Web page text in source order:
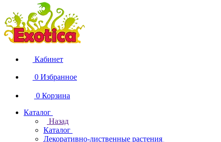
Кабинет
0 Избранное
0 Корзина
Каталог
Назад
Каталог
Декоративно-лиственные растения